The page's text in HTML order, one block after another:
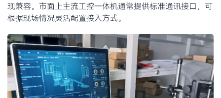
现兼容。市面上主流工控一体机通常提供标准通讯接口，可
根据现场情况灵活配置接入方式。